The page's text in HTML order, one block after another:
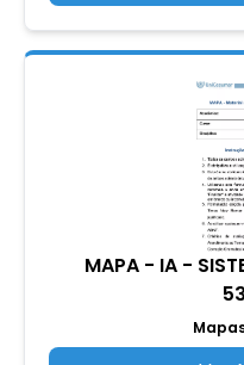
MAPA - IA -